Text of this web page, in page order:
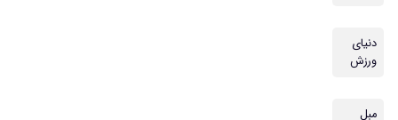
دنیای
ورزش
مبل